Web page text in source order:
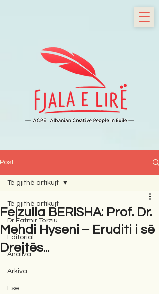
Post
Të gjithë artikujt
Dr Fatmir Terziu
Editorial
Analiza
Arkiva
Ese
Të gjithë artikujt
Fejzulla BERISHA: Prof. Dr.
Mehdi Hyseni – Eruditi i së
Drejtës...